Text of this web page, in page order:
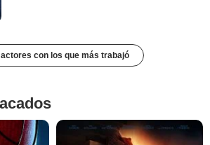
con los que más trabajó